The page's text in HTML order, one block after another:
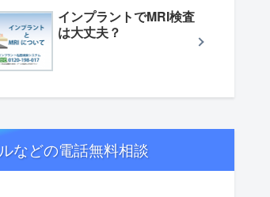
インプラントでMRI検査
は大丈夫？
などの電話無料相談